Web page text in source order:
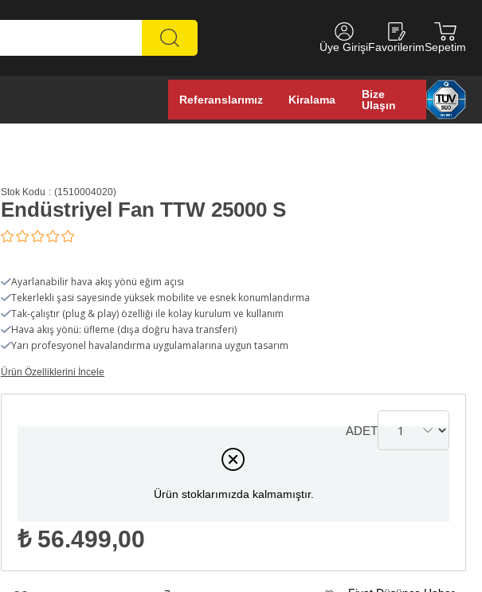
Üye GirişiFavorilerimSepetim
Referanslarımız Kiralama
Bize
Ulaşın
Stok Kodu (1510004020)
Endüstriyel Fan TTW 25000 S
Ayarlanabilir hava akış yönü eğim açısı
Tekerlekli şasi sayesinde yüksek mobilite ve esnek konumlandırma
Tak-çalıştır (plug & play) özelliği ile kolay kurulum ve kullanım
Hava akış yönü: üfleme (dışa doğru hava transferi)
Yarı profesyonel havalandırma uygulamalarına uygun tasarım
Ürün Özelliklerini İncele
Ürün stoklarımızda kalmamıştır.
₺ 56.499,00
ADET